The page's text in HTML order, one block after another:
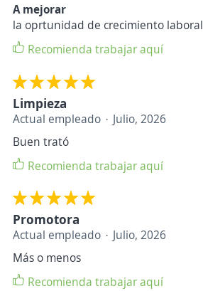
A mejorar
la oprtunidad de crecimiento laboral
Recomienda trabajar aquí
Limpieza
Actual empleado
Julio, 2026
Buen trató
Recomienda trabajar aquí
Promotora
Actual empleado
Julio, 2026
Más o menos
Recomienda trabajar aquí